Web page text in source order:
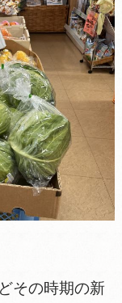
その時期の新